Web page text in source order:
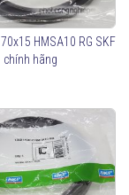
HMSA10 RG SKF
chính hãng